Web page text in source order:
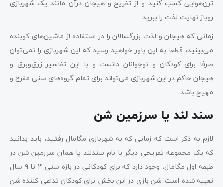
ترن‌هوایی کسب کنید و از تفریح و هیجان درآن مانند یک شهربازی
روباز نهایت لذت را ببرید.
زمانی که هیجان و لذت بزرگسالان را در استفاده از ماشین‌های کوبنده
می‌بینید، قطعا به این باور خواهید رسید که این شهربازی را نمی‌توان
صرفا برای کودکان و نوجوانان دانست و با این تفاسیر زرق‌وبرق و
هیجان حاکم در این شهربازی می‌تواند برای تمام گروه‌های سنی مفرح و
مهیج باشد.
سند لند یا سرزمین شن
لازم به ذکر است که زمانی که به شهربازی مگامال رفتید، باید بدانید
که یک مجموعه تفریحی دیگر با نام سندلند یا همان سرزمین شن در
طبقه اول مگامال، وجود دارد که برای کودکانی در بازه سنی ۳ تا ۹ سال
تعبیه شده است. شن بازی در این بخش برای کودکان تداعی کننده شن